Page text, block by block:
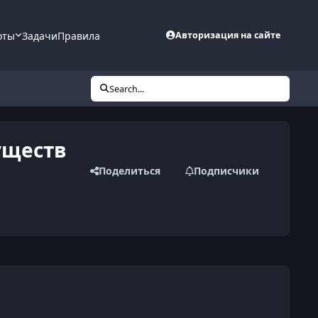
ЗадачиПравила Авторизация на сайте
Search...
Поделиться Подписчики